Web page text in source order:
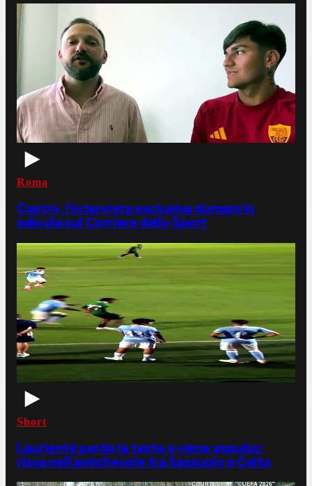
Roma
Castro, l'intervista esclusiva domani in
edicola sul Corriere dello Sport
Short
Laurienté perde la testa e viene espulso:
rissa nell'amichevole tra Sassuolo e Celta